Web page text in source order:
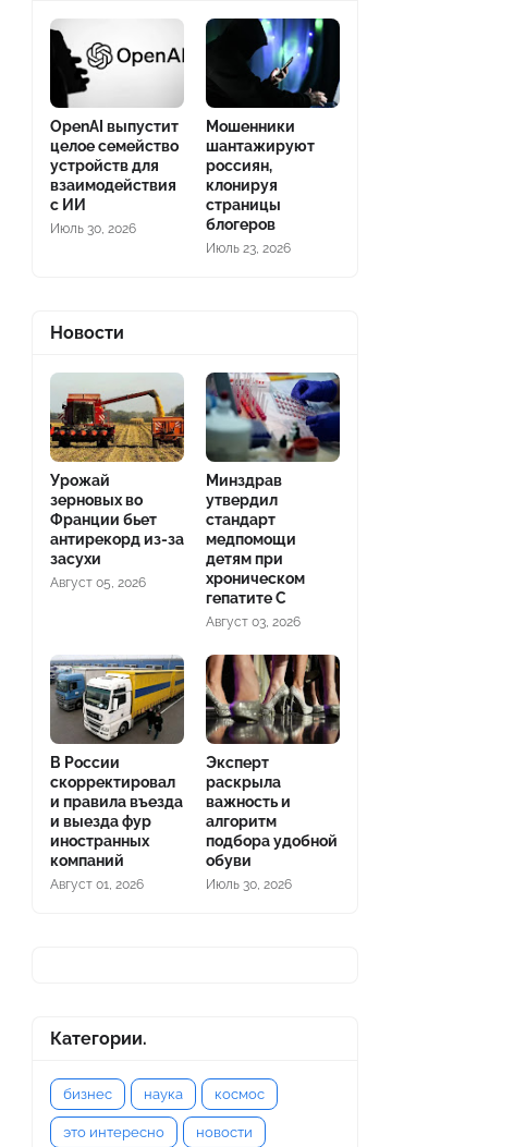
OpenAI выпустит
целое семейство
устройств для
взаимодействия
с ИИ
Июль 30, 2026
Мошенники
шантажируют
россиян,
клонируя
страницы
блогеров
Июль 23, 2026
Новости
Урожай
зерновых во
Франции бьет
антирекорд из-за
засухи
Август 05, 2026
Минздрав
утвердил
стандарт
медпомощи
детям при
хроническом
гепатите С
Август 03, 2026
В России
скорректировал
и правила въезда
и выезда фур
иностранных
компаний
Август 01, 2026
Эксперт
раскрыла
важность и
алгоритм
подбора удобной
обуви
Июль 30, 2026
Категории.
бизнес наука космос
это интересно новости